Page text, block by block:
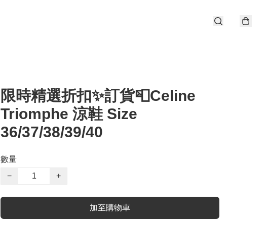
限時精選折扣✨訂貨📮Celine
Triomphe 涼鞋 Size
36/37/38/39/40
數量
−
+
加至購物車